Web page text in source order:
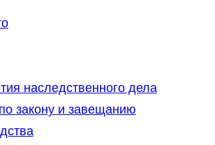
наследственного дела
закону и завещанию